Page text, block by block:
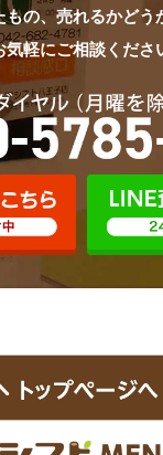
もの、売れるかどう
気軽にご相談くださ